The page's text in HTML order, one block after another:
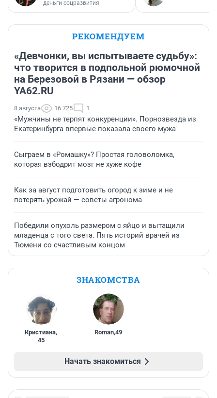
деньги соцразвития
РЕКОМЕНДУЕМ
«Девчонки, вы испытываете судьбу»:
что творится в подпольной рюмочной
на Березовой в Рязани — обзор
YA62.RU
8 августа 16 725 1
«Мужчины не терпят конкуренции». Порнозвезда из
Екатеринбурга впервые показала своего мужа
Сыграем в «Ромашку»? Простая головоломка,
которая взбодрит мозг не хуже кофе
Как за август подготовить огород к зиме и не
потерять урожай — советы агронома
Победили опухоль размером с яйцо и вытащили
младенца с того света. Пять историй врачей из
Тюмени со счастливым концом
ЗНАКОМСТВА
Кристиана,
45
Roman,49
Начать знакомиться